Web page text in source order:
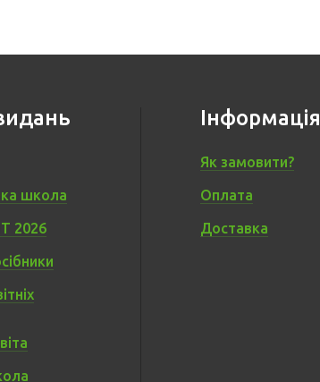
школа
2026
Інформація
Як замовити?
Оплата
Доставка